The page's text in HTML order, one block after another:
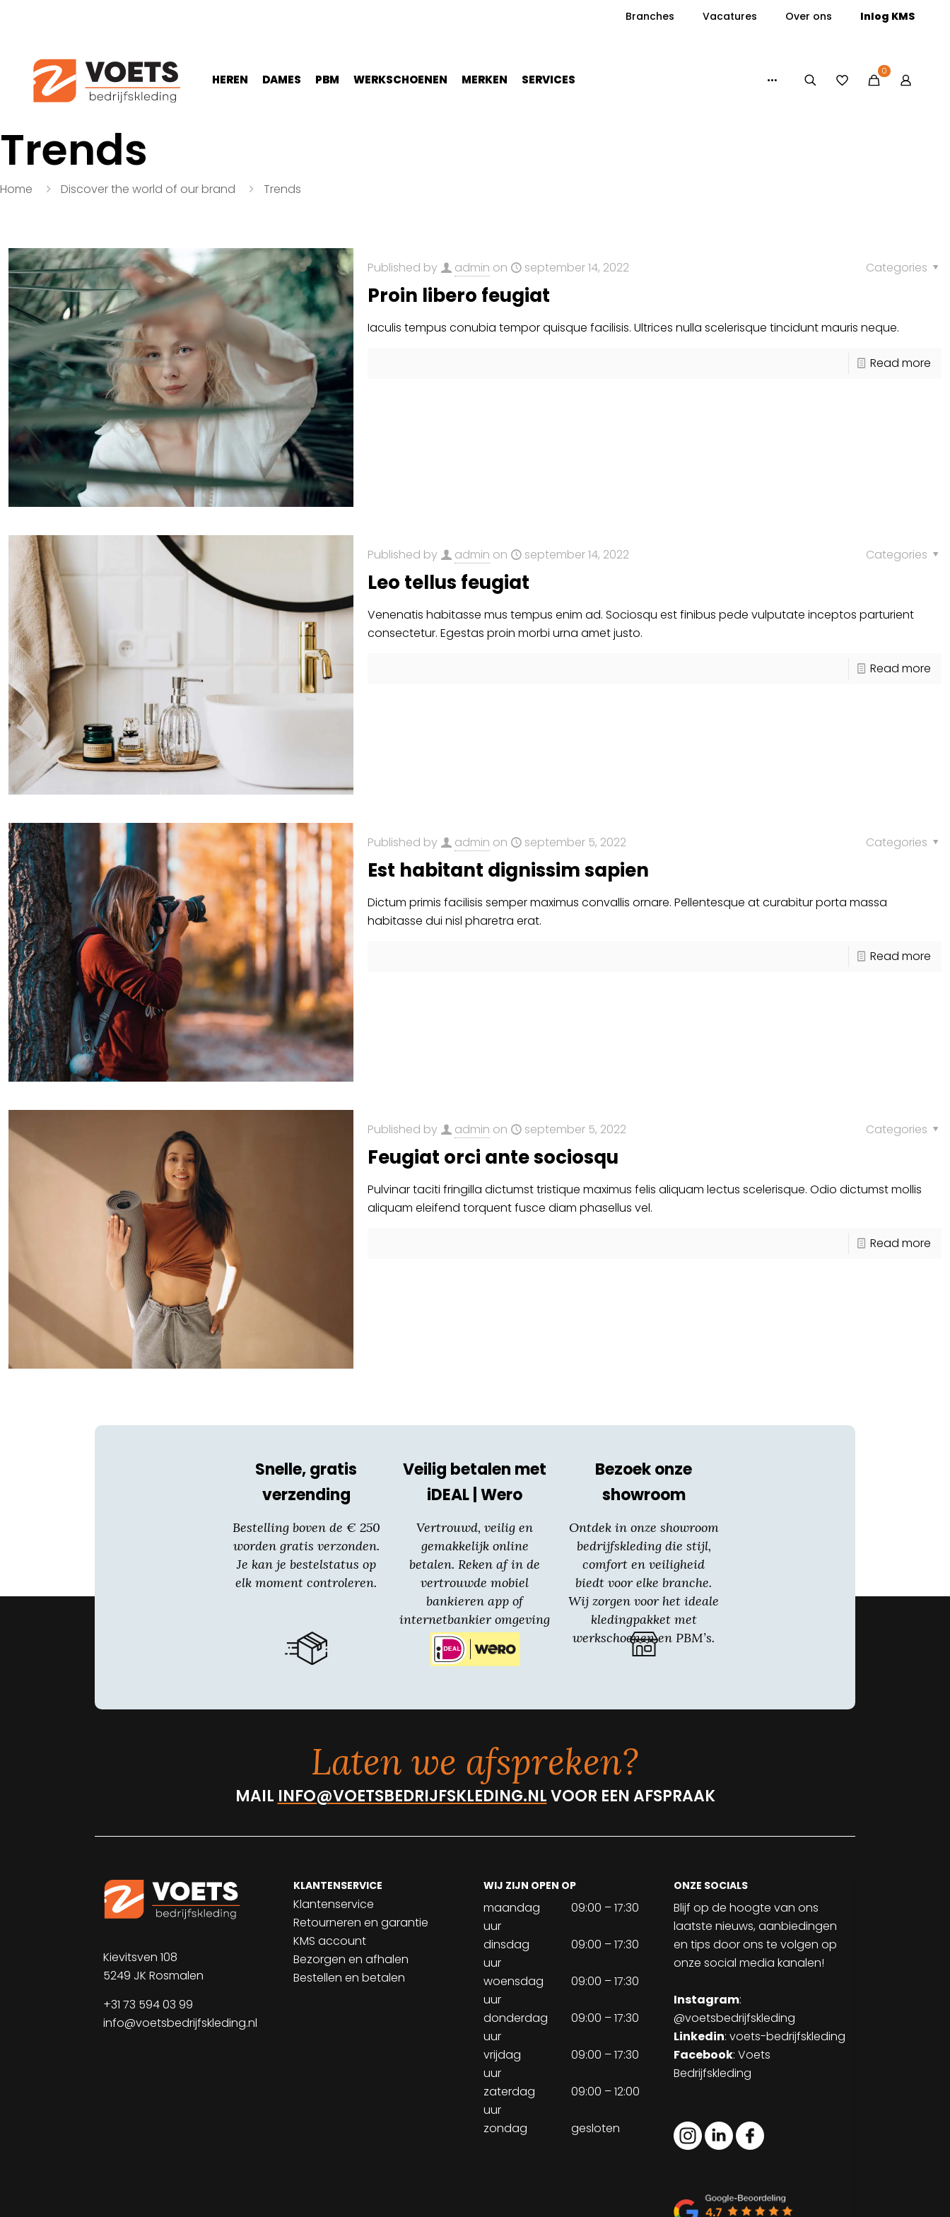
Branches Vacatures Over ons Inlog KMS
HEREN DAMES PBM WERKSCHOENEN MERKEN SERVICES
0
Trends
Home Discover the world of our brand Trends
Published by admin on september 14, 2022 Categories
Proin libero feugiat
Iaculis tempus conubia tempor quisque facilisis. Ultrices nulla scelerisque tincidunt mauris neque.
Read more
Published by admin on september 14, 2022 Categories
Leo tellus feugiat
Venenatis habitasse mus tempus enim ad. Sociosqu est finibus pede vulputate inceptos parturient
consectetur. Egestas proin morbi urna amet justo.
Read more
Published by admin on september 5, 2022 Categories
Est habitant dignissim sapien
Dictum primis facilisis semper maximus convallis ornare. Pellentesque at curabitur porta massa
habitasse dui nisl pharetra erat.
Read more
Published by admin on september 5, 2022 Categories
Feugiat orci ante sociosqu
Pulvinar taciti fringilla dictumst tristique maximus felis aliquam lectus scelerisque. Odio dictumst mollis
aliquam eleifend torquent fusce diam phasellus vel.
Read more
Snelle, gratis
verzending
Bestelling boven de € 250
worden gratis verzonden.
Je kan je bestelstatus op
elk moment controleren.
Veilig betalen met
iDEAL | Wero
Vertrouwd, veilig en
gemakkelijk online
betalen. Reken af in de
vertrouwde mobiel
bankieren app of
internetbankier omgeving
van jouw bank.
Bezoek onze
showroom
Ontdek in onze showroom
bedrijfskleding die stijl,
comfort en veiligheid
biedt voor elke branche.
Wij zorgen voor het ideale
kledingpakket met
werkschoenen en PBM’s.
Laten we afspreken?
MAIL INFO@VOETSBEDRIJFSKLEDING.NLVOOR EEN AFSPRAAK
Kievitsven 108
5249 JK Rosmalen
+31 73 594 03 99
info@voetsbedrijfskleding.nl
KLANTENSERVICE
Klantenservice
Retourneren en garantie
KMS account
Bezorgen en afhalen
Bestellen en betalen
WIJ ZIJN OPEN OP
maandag
09:00 – 17:30
uur
dinsdag
09:00 – 17:30
uur
woensdag
09:00 – 17:30
uur
donderdag
09:00 – 17:30
uur
vrijdag
09:00 – 17:30
uur
zaterdag
09:00 – 12:00
uur
zondag
gesloten
ONZE SOCIALS
Blijf op de hoogte van ons
laatste nieuws, aanbiedingen
en tips door ons te volgen op
onze social media kanalen!
Instagram:
@voetsbedrijfskleding
Linkedin: voets-bedrijfskleding
Facebook: Voets
Bedrijfskleding